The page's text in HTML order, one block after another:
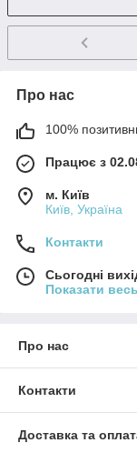
Про нас
100%
Працює з
м. Київ
Київ, Україна
Контакти
Сьогодні
Показати
Про нас
Контакти
Доставка та